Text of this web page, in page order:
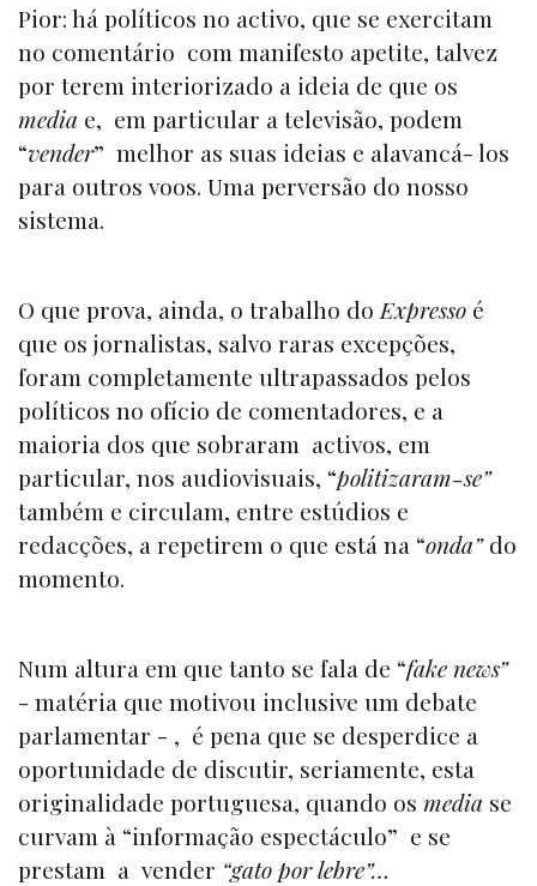
Pior: há políticos no activo, que se exercitam
no comentário com manifesto apetite, talvez
por terem interiorizado a ideia de que os
media e, em particular a televisão, podem
“vender” melhor as suas ideias e alavancá- los
para outros voos. Uma perversão do nosso
sistema.
O que prova, ainda, o trabalho do Expresso é
que os jornalistas, salvo raras excepções,
foram completamente ultrapassados pelos
políticos no ofício de comentadores, e a
maioria dos que sobraram activos, em
particular, nos audiovisuais, “politizaram-se”
também e circulam, entre estúdios e
redacções, a repetirem o que está na “onda”do
momento.
Num altura em que tanto se fala de “fake news”
- matéria que motivou inclusive um debate
parlamentar - , é pena que se desperdice a
oportunidade de discutir, seriamente, esta
originalidade portuguesa, quando os media se
curvam à “informação espectáculo” e se
prestam a vender “gato por lebre”…